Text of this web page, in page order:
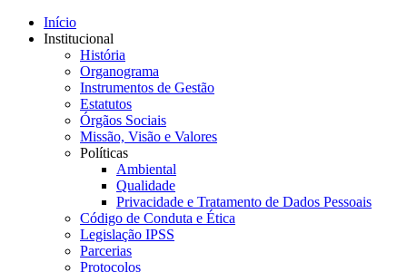
Início
Institucional
História
Organograma
Instrumentos de Gestão
Estatutos
Órgãos Sociais
Missão, Visão e Valores
Políticas
Ambiental
Qualidade
Privacidade e Tratamento de Dados Pessoais
Código de Conduta e Ética
Legislação IPSS
Parcerias
Protocolos